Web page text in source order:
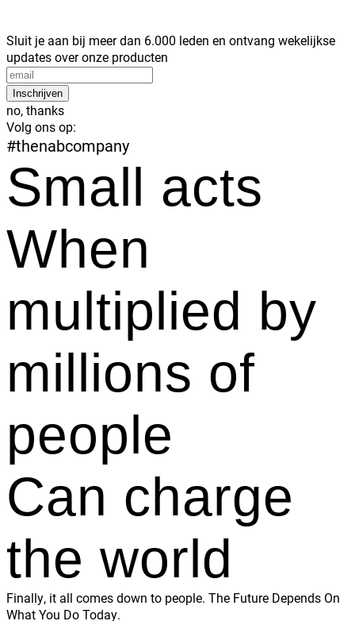
Sluit je aan bij meer dan 6.000 leden en ontvang wekelijkse
updates over onze producten
Inschrijven
no, thanks
Volg ons op:
#thenabcompany
Small acts
When
multiplied by
millions of
people
Can charge
the world
Finally, it all comes down to people. The Future Depends On
What You Do Today.